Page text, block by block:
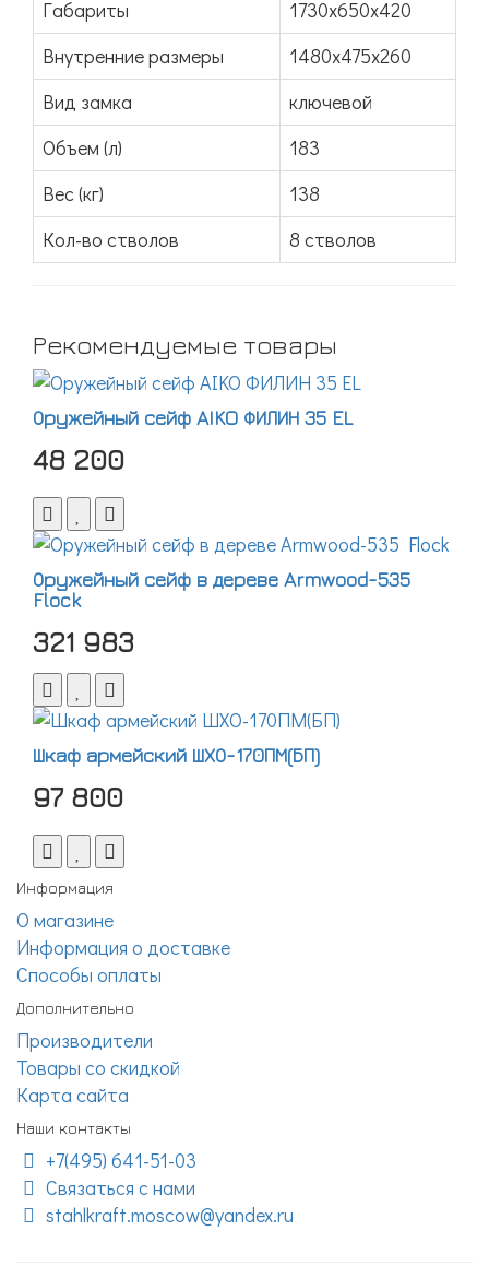
Габариты
1730x650x420
Внутренние размеры
1480х475х260
Вид замка
ключевой
Объем (л)
183
Вес (кг)
138
Кол-во стволов
8 стволов
Рекомендуемые товары
Оружейный сейф AIKO ФИЛИН 35 EL
48 200
Оружейный сейф в дереве Armwood-535
Flock
321 983
Шкаф армейский ШХО-170ПМ(БП)
97 800
Информация
О магазине
Информация о доставке
Способы оплаты
Дополнительно
Производители
Товары со скидкой
Карта сайта
Наши контакты
+7(495) 641-51-03
Связаться с нами
stahlkraft.moscow@yandex.ru